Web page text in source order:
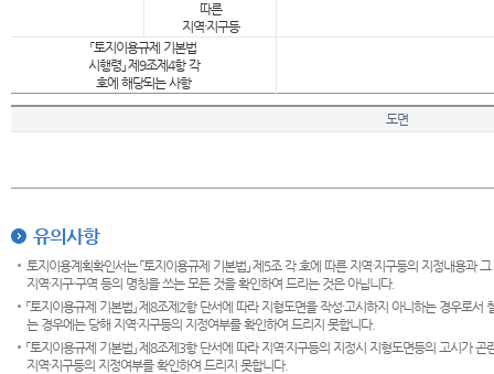
따른
지역·지구등
「토지이용규제 기본법
시행령」 제9조제4항 각
호에 해당되는 사항
도면
유의사항
토지이용계획확인서는 「토지이용규제 기본법」 제5조 각 호에 따른 지역·지구등의 지정내용
지역·지구·구역 등의 명칭을 쓰는 모든 것을 확인하여 드리는 것은 아닙니다.
「토지이용규제 기본법」 제8조제2항 단서에 따라 지형도면을 작성·고시하지 아니하는 경우로
는 경우에는 당해 지역·지구등의 지정여부를 확인하여 드리지 못합니다.
「토지이용규제 기본법」 제8조제3항 단서에 따라 지역·지구등의 지정시 지형도면등의 고시가
지역·지구등의 지정여부를 확인하여 드리지 못합니다.